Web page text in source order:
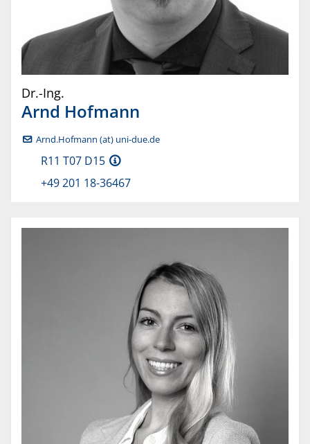
Dr.-Ing.
Arnd Hofmann
Arnd.Hofmann (at) uni-due.de
R11 T07 D15
+49 201 18-36467